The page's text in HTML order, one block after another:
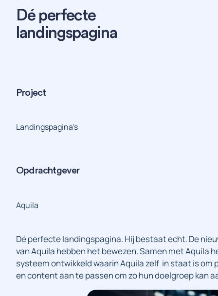
Dé perfecte
landingspagina
Project
Landingspagina's
Opdrachtgever
Aquila
Dé perfecte landingspagina. Hij bestaat echt. De
van Aquila hebben het bewezen. Samen met Aquila
systeem ontwikkeld waarin Aquila zelf in staat is om
en content aan te passen om zo hun doelgroep kan